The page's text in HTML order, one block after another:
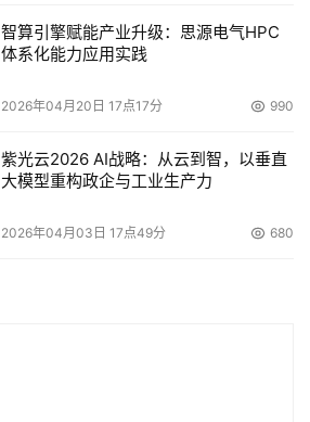
智算引擎赋能产业升级：思源电气HPC
体系化能力应用实践
2026年04月20日 17点17分 990
紫光云2026 AI战略：从云到智，以垂直
大模型重构政企与工业生产力
2026年04月03日 17点49分 680